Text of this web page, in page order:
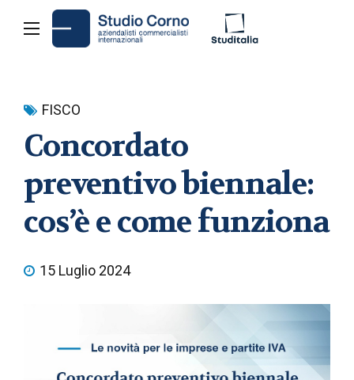
FISCO
Concordato
preventivo biennale:
cos’è e come funziona
15 Luglio 2024